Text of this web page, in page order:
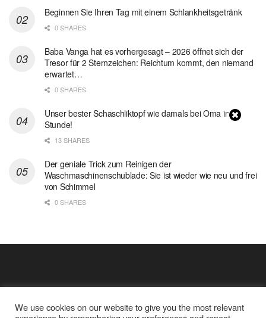
Beginnen Sie Ihren Tag mit einem Schlankheitsgetränk
0 SHARES
Baba Vanga hat es vorhergesagt – 2026 öffnet sich der
Tresor für 2 Sternzeichen: Reichtum kommt, den niemand
erwartet…
0 SHARES
Unser bester Schaschliktopf wie damals bei Oma in 1
Stunde!
13 SHARES
Der geniale Trick zum Reinigen der
Waschmaschinenschublade: Sie ist wieder wie neu und frei
von Schimmel
0 SHARES
We use cookies on our website to give you the most relevant